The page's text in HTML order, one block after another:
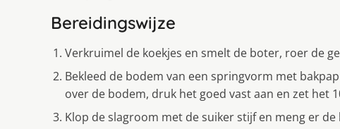
Bereidingswijze
Verkruimel de koekjes en smelt de boter, roer de
Bekleed de bodem van een springvorm met
over de bodem, druk het goed vast aan en zet het
Klop de slagroom met de suiker stijf en meng er